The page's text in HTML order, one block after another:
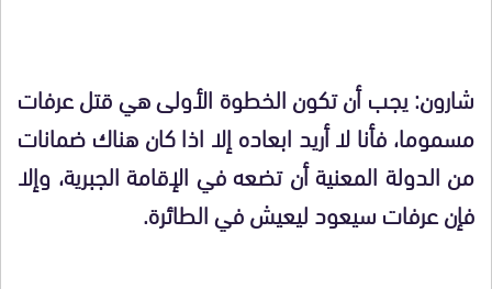
شارون: يجب أن تكون الخطوة الأولى هي قتل عرفات
مسموما، فأنا لا أريد ابعاده إلا اذا كان هناك ضمانات
من الدولة المعنية أن تضعه في الإقامة الجبرية، وإلا
فإن عرفات سيعود ليعيش في الطائرة.